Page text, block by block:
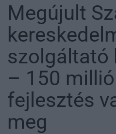
Megújult
szolgáltató
– 150
fejlesztés
meg